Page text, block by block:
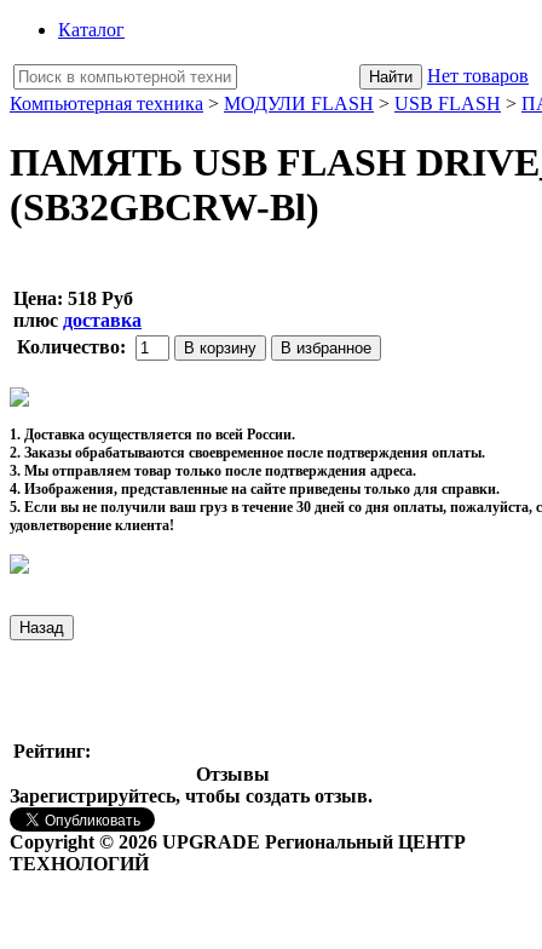
Каталог
Нет товаров
Компьютерная техника > МОДУЛИ FLASH > USB FLASH >
ПАМЯТЬ USB FLASH
(SB32GBCRW-Bl)
Цена: 518 Руб
плюс доставка
Количество:
1. Доставка осуществляется по всей России.
2. Заказы обрабатываются своевременное после подтверждения оплаты.
3. Мы отправляем товар только после подтверждения адреса.
4. Изображения, представленные на сайте приведены только для справки.
5. Если вы не получили ваш груз в течение 30 дней со дня оплаты,
удовлетворение клиента!
Рейтинг:
Отзывы
Зарегистрируйтесь, чтобы создать отзыв.
Copyright © 2026 UPGRADE Региональный ЦЕНТР
ТЕХНОЛОГИЙ